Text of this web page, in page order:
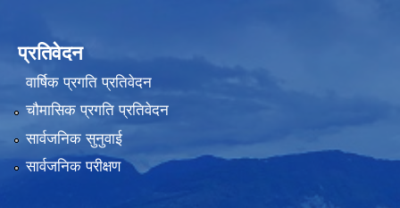
प्रतिवेदन
वार्षिक प्रगति प्रतिवेदन
चौमासिक प्रगति प्रतिवेदन
सार्वजनिक सुनुवाई
सार्वजनिक परीक्षण